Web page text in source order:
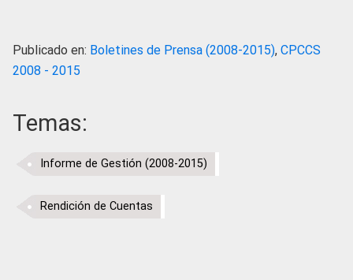
Publicado en: Boletines de Prensa (2008-2015), CPCCS
2008 - 2015
Temas:
Informe de Gestión (2008-2015)
Rendición de Cuentas